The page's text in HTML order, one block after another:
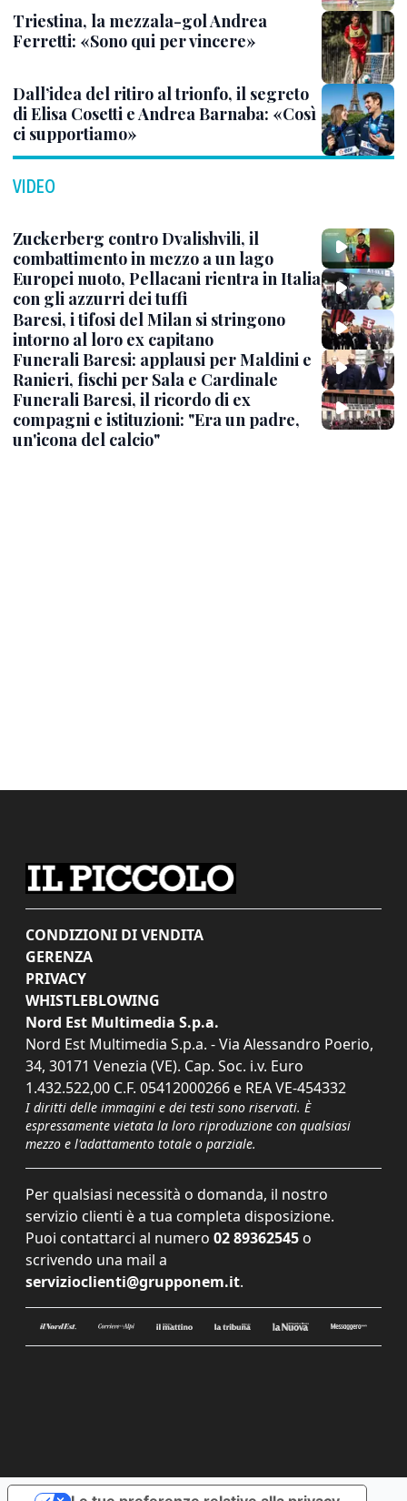
Triestina, la mezzala-gol Andrea
Ferretti: «Sono qui per vincere»
Dall’idea del ritiro al trionfo, il segreto
di Elisa Cosetti e Andrea Barnaba: «Così
ci supportiamo»
VIDEO
Zuckerberg contro Dvalishvili, il
combattimento in mezzo a un lago
Europei nuoto, Pellacani rientra in Italia
con gli azzurri dei tuffi
Baresi, i tifosi del Milan si stringono
intorno al loro ex capitano
Funerali Baresi: applausi per Maldini e
Ranieri, fischi per Sala e Cardinale
Funerali Baresi, il ricordo di ex
compagni e istituzioni: "Era un padre,
un'icona del calcio"
CONDIZIONI DI VENDITA
GERENZA
PRIVACY
WHISTLEBLOWING
Nord Est Multimedia S.p.a.
Nord Est Multimedia S.p.a. - Via Alessandro Poerio,
34, 30171 Venezia (VE). Cap. Soc. i.v. Euro
1.432.522,00 C.F. 05412000266 e REA VE-454332
I diritti delle immagini e dei testi sono riservati. È
espressamente vietata la loro riproduzione con qualsiasi
mezzo e l'adattamento totale o parziale.
Per qualsiasi necessità o domanda, il nostro
servizio clienti è a tua completa disposizione.
Puoi contattarci al numero 02 89362545 o
scrivendo una mail a
servizioclienti@grupponem.it.